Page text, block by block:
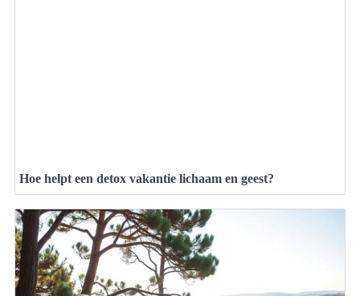
Hoe helpt een detox vakantie lichaam en geest?